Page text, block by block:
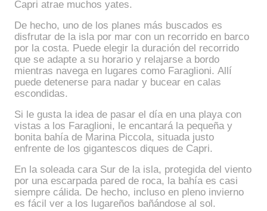
Capri atrae muchos yates.
De hecho, uno de los planes más buscados es
disfrutar de la isla por mar con un recorrido en barco
por la costa. Puede elegir la duración del recorrido
que se adapte a su horario y relajarse a bordo
mientras navega en lugares como Faraglioni. Allí
puede detenerse para nadar y bucear en calas
escondidas.
Si le gusta la idea de pasar el día en una playa con
vistas a los Faraglioni, le encantará la pequeña y
bonita bahía de Marina Piccola, situada justo
enfrente de los gigantescos diques de Capri.
En la soleada cara Sur de la isla, protegida del viento
por una escarpada pared de roca, la bahía es casi
siempre cálida. De hecho, incluso en pleno invierno
es fácil ver a los lugareños bañándose al sol.